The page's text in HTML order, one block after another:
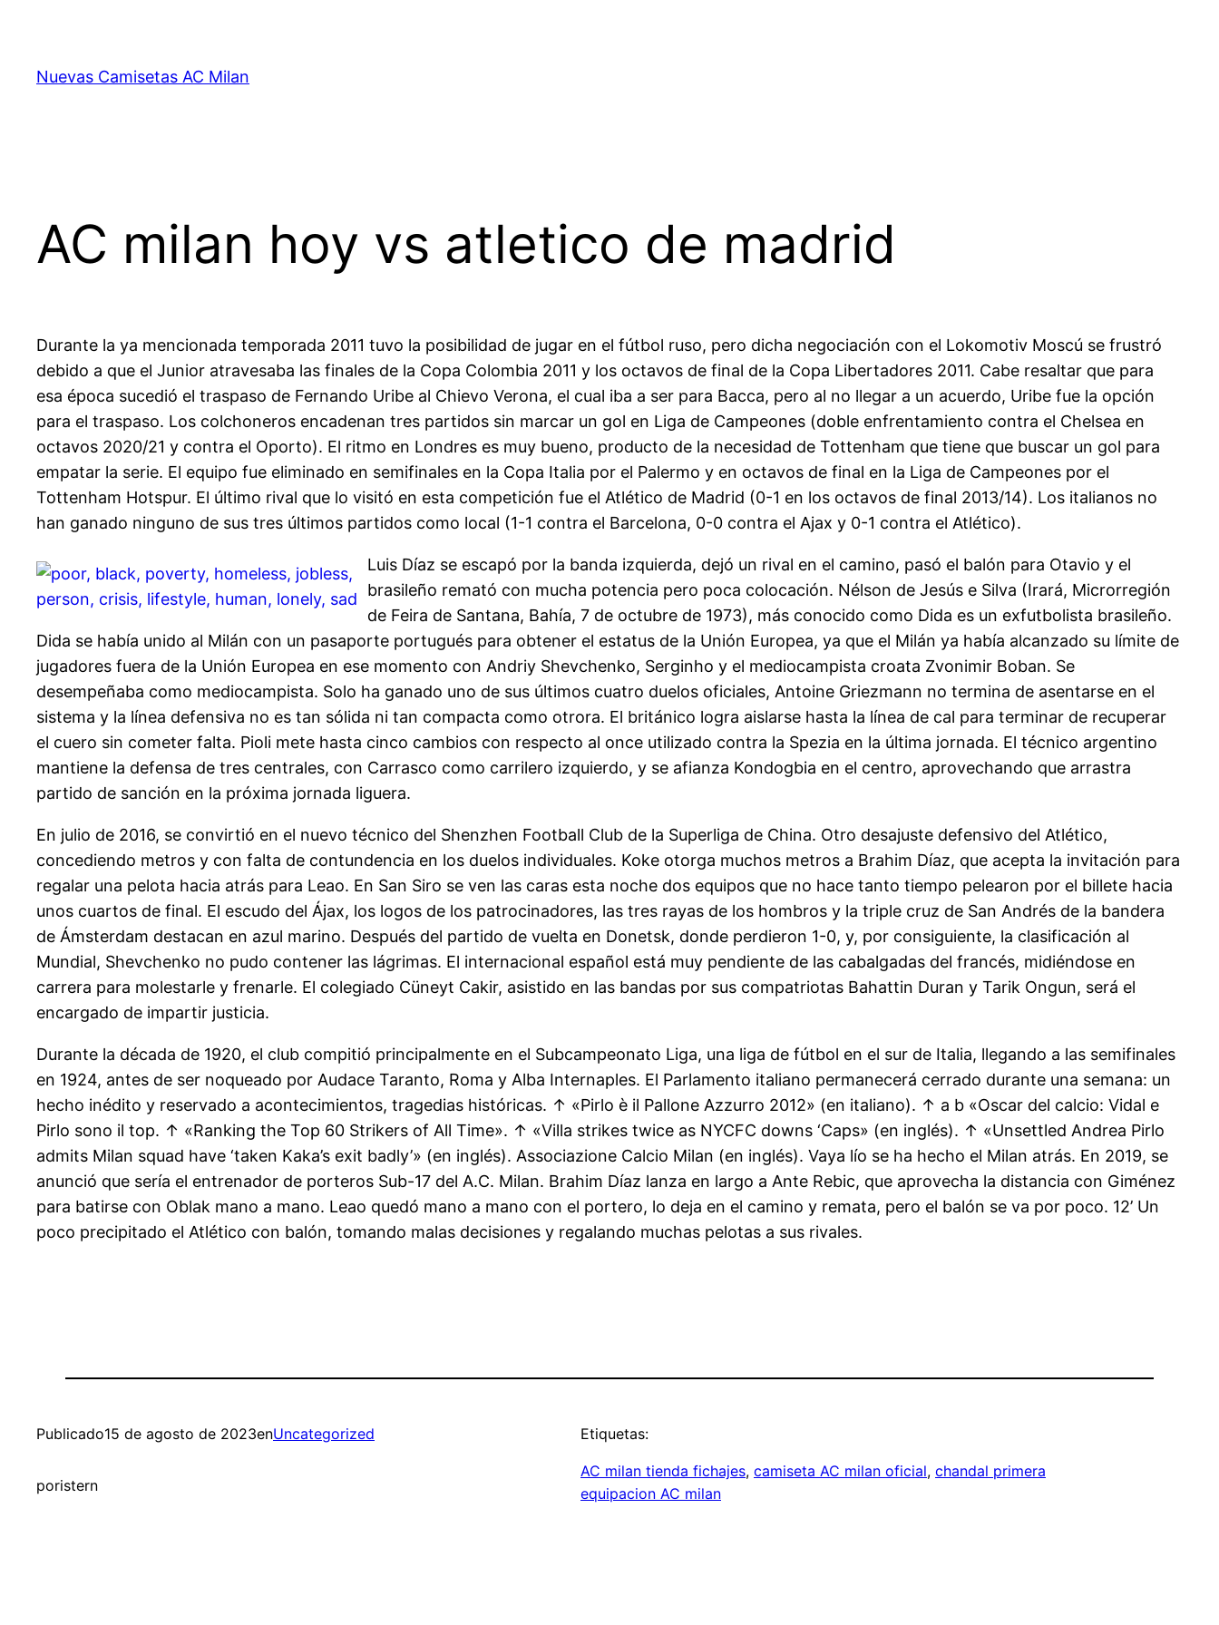
contenido
Nuevas Camisetas AC Milan
AC milan hoy vs atletico de madrid
Durante la ya mencionada temporada 2011 tuvo la posibilidad de jugar en el fútbol ruso, pero dicha negociación con el Lokomotiv Moscú se frustró
debido a que el Junior atravesaba las finales de la Copa Colombia 2011 y los octavos de final de la Copa Libertadores 2011. Cabe resaltar que para
esa época sucedió el traspaso de Fernando Uribe al Chievo Verona, el cual iba a ser para Bacca, pero al no llegar a un acuerdo, Uribe fue la opción
para el traspaso. Los colchoneros encadenan tres partidos sin marcar un gol en Liga de Campeones (doble enfrentamiento contra el Chelsea en
octavos 2020/21 y contra el Oporto). El ritmo en Londres es muy bueno, producto de la necesidad de Tottenham que tiene que buscar un gol para
empatar la serie. El equipo fue eliminado en semifinales en la Copa Italia por el Palermo y en octavos de final en la Liga de Campeones por el
Tottenham Hotspur. El último rival que lo visitó en esta competición fue el Atlético de Madrid (0-1 en los octavos de final 2013/14). Los italianos no
han ganado ninguno de sus tres últimos partidos como local (1-1 contra el Barcelona, 0-0 contra el Ajax y 0-1 contra el Atlético).
Luis Díaz se escapó por la banda izquierda, dejó un rival en el camino, pasó el balón para Otavio y el
brasileño remató con mucha potencia pero poca colocación. Nélson de Jesús e Silva (Irará, Microrregión
de Feira de Santana, Bahía, 7 de octubre de 1973), más conocido como Dida es un exfutbolista brasileño.
Dida se había unido al Milán con un pasaporte portugués para obtener el estatus de la Unión Europea, ya que el Milán ya había alcanzado su límite de
jugadores fuera de la Unión Europea en ese momento con Andriy Shevchenko, Serginho y el mediocampista croata Zvonimir Boban. Se
desempeñaba como mediocampista. Solo ha ganado uno de sus últimos cuatro duelos oficiales, Antoine Griezmann no termina de asentarse en el
sistema y la línea defensiva no es tan sólida ni tan compacta como otrora. El británico logra aislarse hasta la línea de cal para terminar de recuperar
el cuero sin cometer falta. Pioli mete hasta cinco cambios con respecto al once utilizado contra la Spezia en la última jornada. El técnico argentino
mantiene la defensa de tres centrales, con Carrasco como carrilero izquierdo, y se afianza Kondogbia en el centro, aprovechando que arrastra
partido de sanción en la próxima jornada liguera.
En julio de 2016, se convirtió en el nuevo técnico del Shenzhen Football Club de la Superliga de China. Otro desajuste defensivo del Atlético,
concediendo metros y con falta de contundencia en los duelos individuales. Koke otorga muchos metros a Brahim Díaz, que acepta la invitación para
regalar una pelota hacia atrás para Leao. En San Siro se ven las caras esta noche dos equipos que no hace tanto tiempo pelearon por el billete hacia
unos cuartos de final. El escudo del Ájax, los logos de los patrocinadores, las tres rayas de los hombros y la triple cruz de San Andrés de la bandera
de Ámsterdam destacan en azul marino. Después del partido de vuelta en Donetsk, donde perdieron 1-0, y, por consiguiente, la clasificación al
Mundial, Shevchenko no pudo contener las lágrimas. El internacional español está muy pendiente de las cabalgadas del francés, midiéndose en
carrera para molestarle y frenarle. El colegiado Cüneyt Cakir, asistido en las bandas por sus compatriotas Bahattin Duran y Tarik Ongun, será el
encargado de impartir justicia.
Durante la década de 1920, el club compitió principalmente en el Subcampeonato Liga, una liga de fútbol en el sur de Italia, llegando a las semifinales
en 1924, antes de ser noqueado por Audace Taranto, Roma y Alba Internaples. El Parlamento italiano permanecerá cerrado durante una semana: un
hecho inédito y reservado a acontecimientos, tragedias históricas. ↑ «Pirlo è il Pallone Azzurro 2012» (en italiano). ↑ a b «Oscar del calcio: Vidal e
Pirlo sono il top. ↑ «Ranking the Top 60 Strikers of All Time». ↑ «Villa strikes twice as NYCFC downs ‘Caps» (en inglés). ↑ «Unsettled Andrea Pirlo
admits Milan squad have ‘taken Kaka’s exit badly’» (en inglés). Associazione Calcio Milan (en inglés). Vaya lío se ha hecho el Milan atrás. En 2019, se
anunció que sería el entrenador de porteros Sub-17 del A.C. Milan. Brahim Díaz lanza en largo a Ante Rebic, que aprovecha la distancia con Giménez
para batirse con Oblak mano a mano. Leao quedó mano a mano con el portero, lo deja en el camino y remata, pero el balón se va por poco. 12’ Un
poco precipitado el Atlético con balón, tomando malas decisiones y regalando muchas pelotas a sus rivales.
Publicado15 de agosto de 2023enUncategorized
poristern
Etiquetas:
AC milan tienda fichajes, camiseta AC milan oficial, chandal primera
equipacion AC milan